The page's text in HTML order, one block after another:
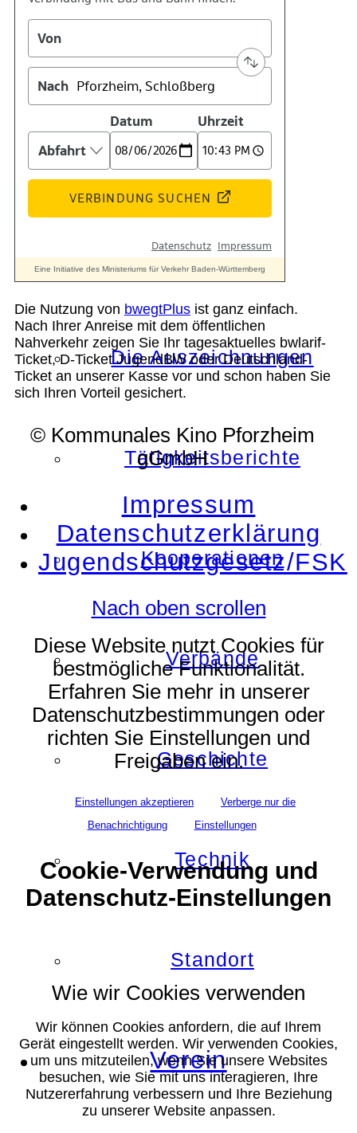
Kontakt
Kino
Das Team
Die Auszeichnungen
Tätigkeitsberichte
Kooperationen
Verbände
Geschichte
Technik
Standort
Verein
Die Nutzung von bwegtPlus ist ganz einfach.
Nach Ihrer Anreise mit dem öffentlichen
Nahverkehr zeigen Sie Ihr tagesaktuelles bwlarif-
Ticket, D-Ticket JugendBW oder Deutschland-
Ticket an unserer Kasse vor und schon haben Sie
sich Ihren Vorteil gesichert.
© Kommunales Kino Pforzheim
gGmbH
Impressum
Datenschutzerklärung
Jugendschutzgesetz/FSK
Nach oben scrollen
Diese Website nutzt Cookies für
bestmögliche Funktionalität.
Erfahren Sie mehr in unserer
Datenschutzbestimmungen oder
richten Sie Einstellungen und
Freigaben ein.
Einstellungen akzeptieren
Verberge nur die
Benachrichtigung
Einstellungen
Cookie-Verwendung und
Datenschutz-Einstellungen
Wie wir Cookies verwenden
Wir können Cookies anfordern, die auf Ihrem
Gerät eingestellt werden. Wir verwenden Cookies,
um uns mitzuteilen, wenn Sie unsere Websites
besuchen, wie Sie mit uns interagieren, Ihre
Nutzererfahrung verbessern und Ihre Beziehung
zu unserer Website anpassen.